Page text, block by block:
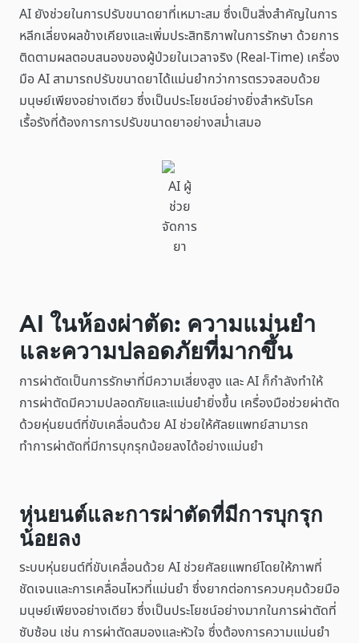
AI ยังช่วยในการปรับขนาดยาที่เหมาะสม ซึ่งเป็นสิ่งสำคัญในการ
หลีกเลี่ยงผลข้างเคียงและเพิ่มประสิทธิภาพในการรักษา ด้วยการ
ติดตามผลตอบสนองของผู้ป่วยในเวลาจริง (Real-Time) เครื่อง
มือ AI สามารถปรับขนาดยาได้แม่นยำกว่าการตรวจสอบด้วย
มนุษย์เพียงอย่างเดียว ซึ่งเป็นประโยชน์อย่างยิ่งสำหรับโรค
เรื้อรังที่ต้องการการปรับขนาดยาอย่างสม่ำเสมอ
AI ผู้
ช่วย
จัดการ
ยา
AI ในห้องผ่าตัด: ความแม่นยำ
และความปลอดภัยที่มากขึ้น
การผ่าตัดเป็นการรักษาที่มีความเสี่ยงสูง และ AI ก็กำลังทำให้
การผ่าตัดมีความปลอดภัยและแม่นยำยิ่งขึ้น เครื่องมือช่วยผ่าตัด
ด้วยหุ่นยนต์ที่ขับเคลื่อนด้วย AI ช่วยให้ศัลยแพทย์สามารถ
ทำการผ่าตัดที่มีการบุกรุกน้อยลงได้อย่างแม่นยำ
หุ่นยนต์และการผ่าตัดที่มีการบุกรุก
น้อยลง
ระบบหุ่นยนต์ที่ขับเคลื่อนด้วย AI ช่วยศัลยแพทย์โดยให้ภาพที่
ชัดเจนและการเคลื่อนไหวที่แม่นยำ ซึ่งยากต่อการควบคุมด้วยมือ
มนุษย์เพียงอย่างเดียว ซึ่งเป็นประโยชน์อย่างมากในการผ่าตัดที่
ซับซ้อน เช่น การผ่าตัดสมองและหัวใจ ซึ่งต้องการความแม่นยำ